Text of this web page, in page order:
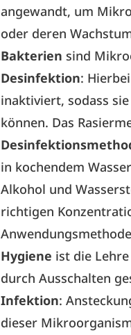
angewandt, um
oder deren
Bakterien sind
Desinfektion:
inaktiviert, sodass
können. Das
in kochendem
Alkohol und
richtigen
Hygiene ist die
durch Ausschalten
Infektion:
dieser